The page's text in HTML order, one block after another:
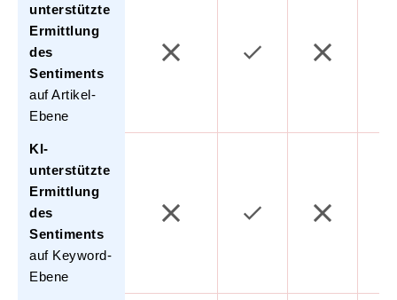
unterstützte
Ermittlung
des
Sentiments
auf Artikel-
Ebene
KI-
unterstützte
Ermittlung
des
Sentiments
auf Keyword-
Ebene